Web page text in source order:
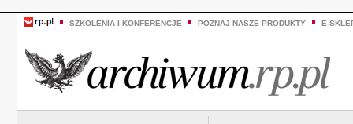
SZKOLENIA I KONFERENCJE POZNAJ NASZE PRODUKTY E-